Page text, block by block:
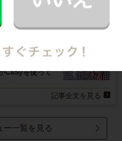
記事全文を見る
CaSyを使って
記事全文を見る
ー一覧を見る